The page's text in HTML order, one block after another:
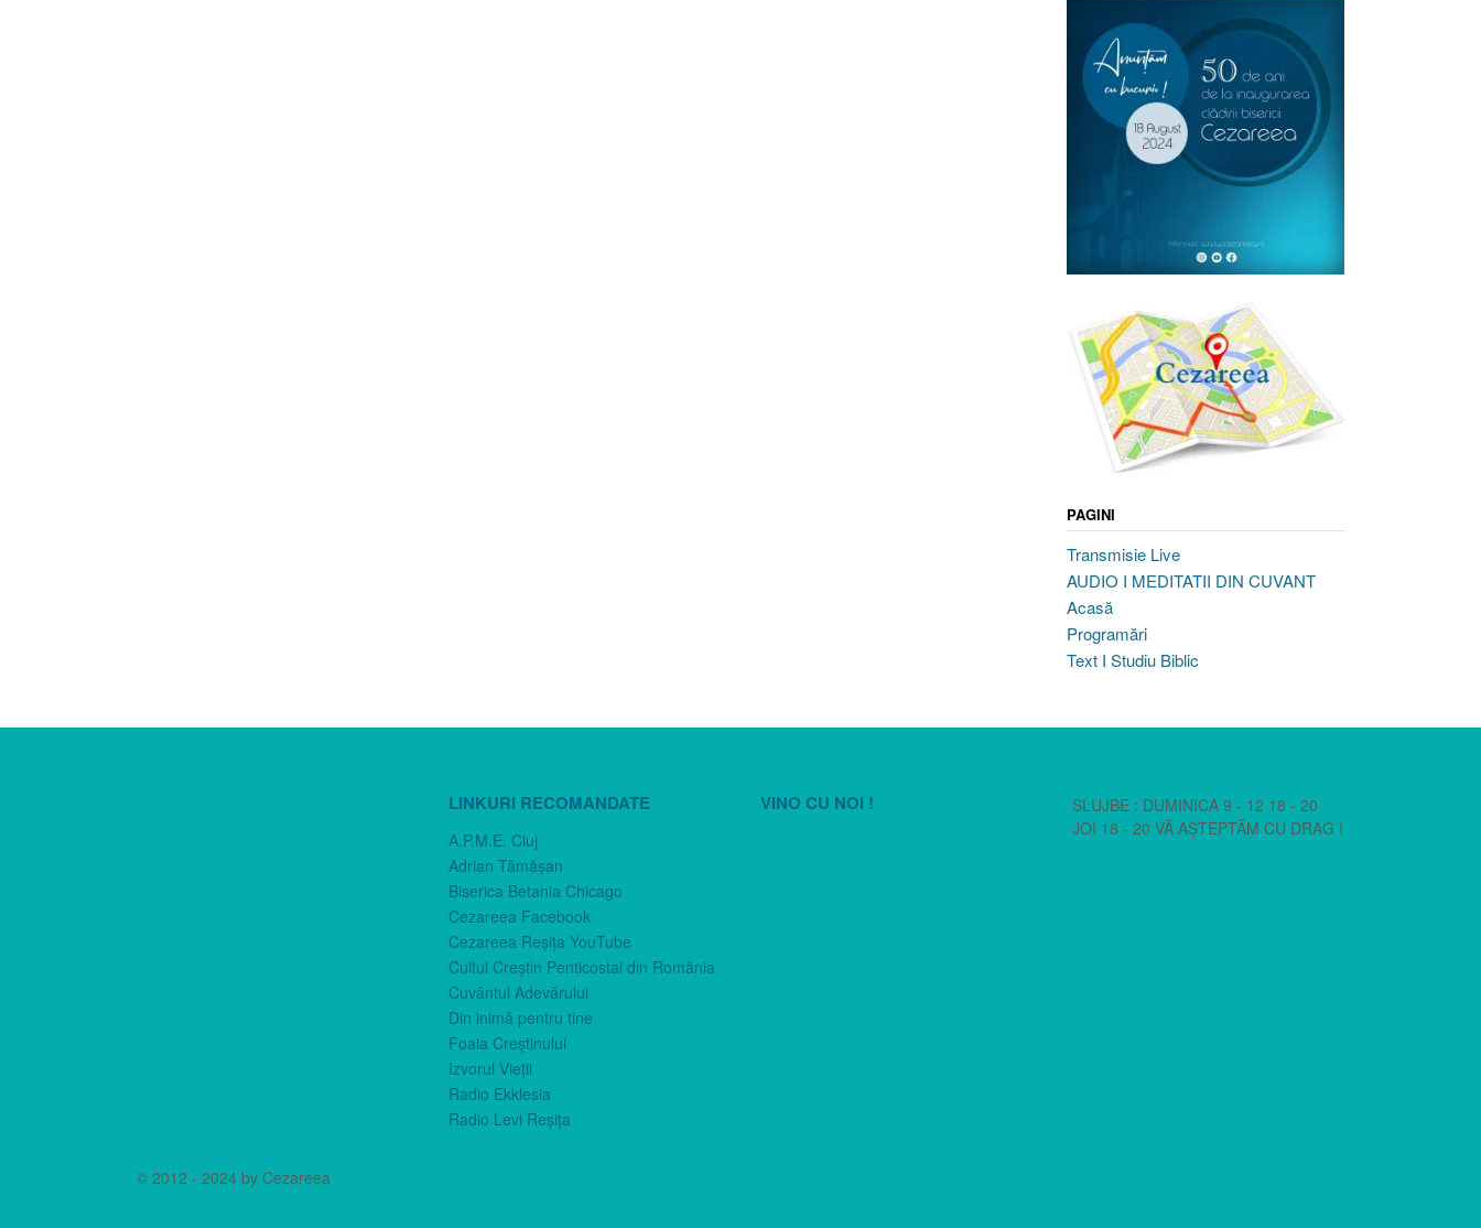
PAGINI
Transmisie Live
AUDIO I MEDITATII DIN CUVANT
Acasă
Programări
Text I Studiu Biblic
LINKURI RECOMANDATE
A.P.M.E. Cluj
Adrian Tămăşan
Biserica Betania Chicago
Cezareea Facebook
Cezareea Reşiţa YouTube
Cultul Creştin Penticostal din România
Cuvântul Adevărului
Din inimă pentru tine
Foaia Creştinului
Izvorul Vieţii
Radio Ekklesia
Radio Levi Reşiţa
VINO CU NOI !
SLUJBE : DUMINICA 9 - 12 18 - 20
JOI 18 - 20 VĂ AȘTEPTĂM CU DRAG !
© 2012 - 2024 by Cezareea